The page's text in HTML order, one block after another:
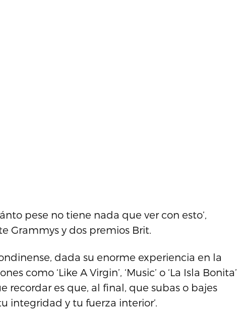
pese no tiene nada que ver con esto’,
Grammys y dos premios Brit.
dada su enorme experiencia en la
como ‘Like A Virgin’, ‘Music’ o ‘La Isla Bonita’
recordar es que, al final, que subas o bajes
integridad y tu fuerza interior’.